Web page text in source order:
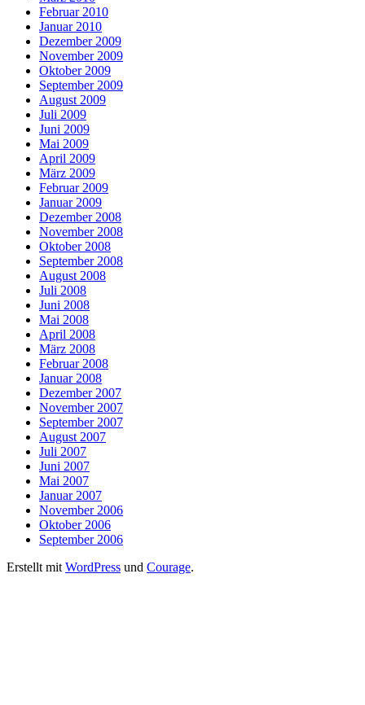
Februar 2010
Januar 2010
Dezember 2009
November 2009
Oktober 2009
September 2009
August 2009
Juli 2009
Juni 2009
Mai 2009
April 2009
März 2009
Februar 2009
Januar 2009
Dezember 2008
November 2008
Oktober 2008
September 2008
August 2008
Juli 2008
Juni 2008
Mai 2008
April 2008
März 2008
Februar 2008
Januar 2008
Dezember 2007
November 2007
September 2007
August 2007
Juli 2007
Juni 2007
Mai 2007
Januar 2007
November 2006
Oktober 2006
September 2006
Erstellt mit WordPress und Courage.